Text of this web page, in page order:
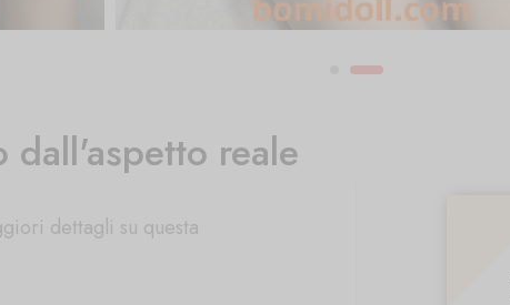
dall'aspetto reale
dettagli su questa